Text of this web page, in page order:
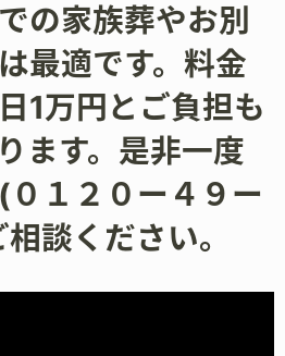
の家族葬やお別
最適です。料金
1万円とご負担も
ます。是非一度
１２０ー４９ー
談ください。